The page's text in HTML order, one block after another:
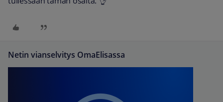
Netin vianselvitys OmaElisassa